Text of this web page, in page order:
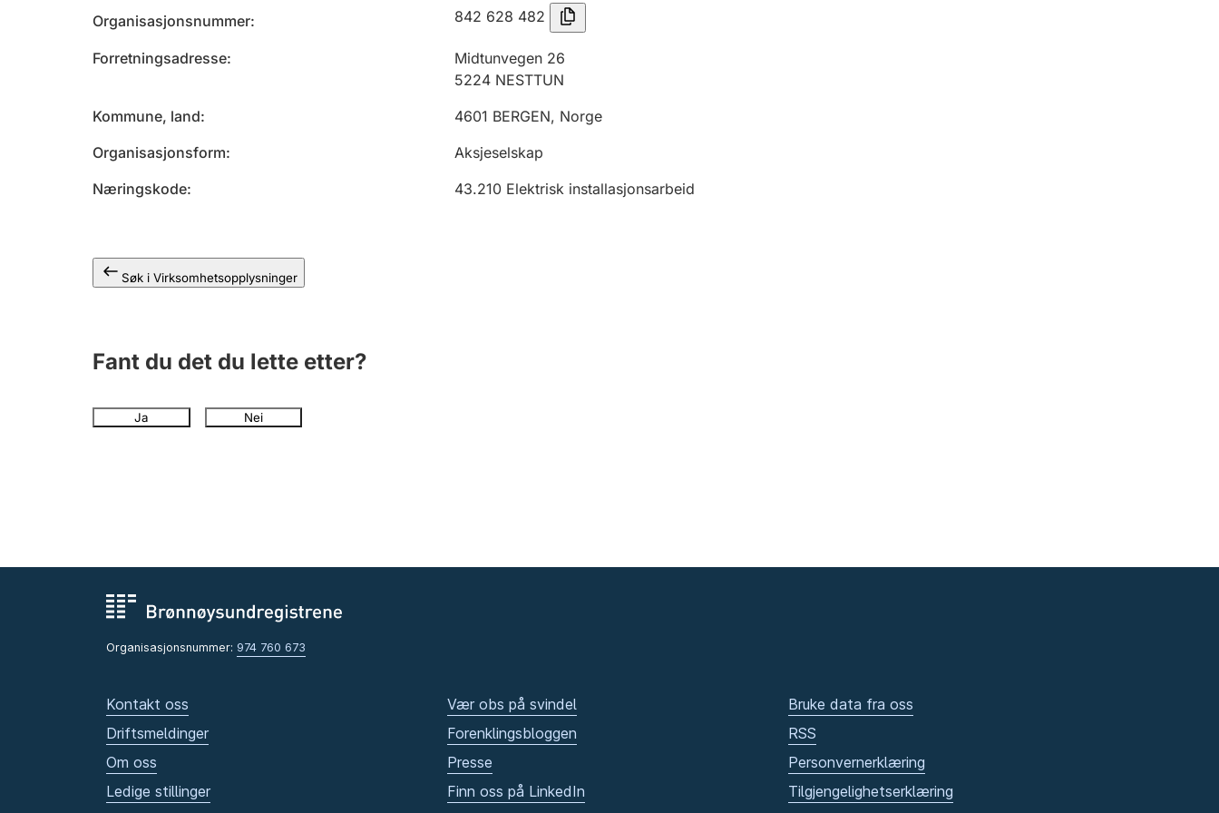
Organisasjonsnummer 842 628 482
Forretningsadresse
Midtunvegen 26
5224 NESTTUN
Kommune, land
4601 BERGEN, Norge
Organisasjonsform
Aksjeselskap
Næringskode
43.210 Elektrisk installasjonsarbeid
Søk i Virksomhetsopplysninger
Fant du det du lette etter?
Ja Nei
Organisasjonsnummer: 974 760 673
Kontakt oss
Driftsmeldinger
Om oss
Ledige stillinger
Vær obs på svindel
Forenklingsbloggen
Presse
Finn oss på LinkedIn
Bruke data fra oss
RSS
Personvernerklæring
Tilgjengelighetserklæring